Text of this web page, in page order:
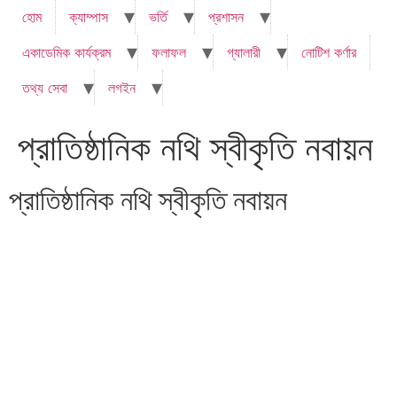
হোম ক্যাম্পাস ভর্তি
প্রশাসন
একাডেমিক কার্যক্রম
ফলাফল গ্যালারী
নোটিশ কর্ণার
তথ্য সেবা
লগইন
প্রাতিষ্ঠানিক নথি স্বীকৃতি নবায়ন
প্রাতিষ্ঠানিক নথি স্বীকৃতি নবায়ন